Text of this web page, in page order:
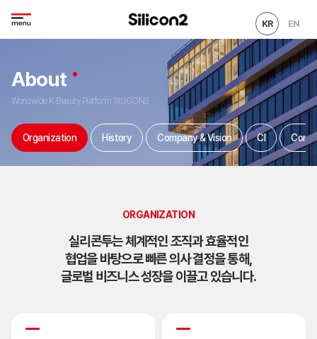
KR EN
About
Worldwide K-Beauty Platform SILICON2
Organization History Company & Vision CI
ORGANIZATION
실리콘투는 체계적인 조직과 효율적인
협업을 바탕으로 빠른 의사 결정을 통해,
글로벌 비즈니스 성장을 이끌고 있습니다.